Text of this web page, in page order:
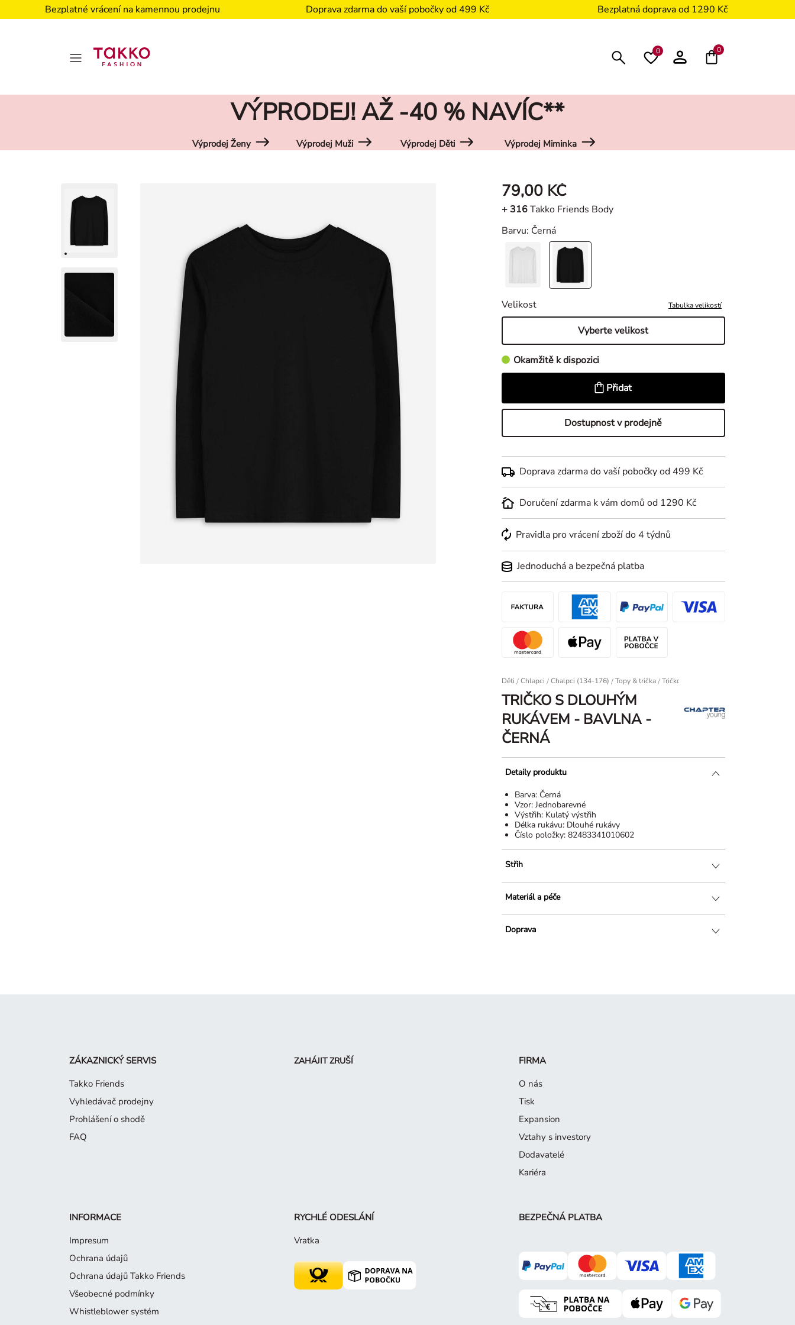
Bezplatné vrácení na kamennou prodejnu Doprava zdarma do vaší pobočky od 499 Kč Bezplatná doprava od 1290 Kč
0 0
VÝPRODEJ! AŽ -40 % NAVÍC**
Výprodej Ženy Výprodej Muži Výprodej Děti
Výprodej Miminka
79,00 KČ
+ 316Takko Friends Body
Barvu: Černá
Velikost Tabulka velikostí
Vyberte velikost
Okamžitě k dispozici
Přidat
Dostupnost v prodejně
Doprava zdarma do vaší pobočky od 499 Kč
Doručení zdarma k vám domů od 1290 Kč
Pravidla pro vrácení zboží do 4 týdnů
Jednoduchá a bezpečná platba
Děti / Chlapci / Chalpci (134-176) / Topy & trička Tričko s dlouhým rukávem - Bavlna -
TRIČKO S DLOUHÝM
RUKÁVEM - BAVLNA -
ČERNÁ
Detaily produktu
Barva: Černá
Vzor: Jednobarevné
Výstřih: Kulatý výstřih
Délka rukávu: Dlouhé rukávy
Číslo položky: 82483341010602
Střih
Materiál a péče
Doprava
ZÁKAZNICKÝ SERVIS
Takko Friends
Vyhledávač prodejny
Prohlášení o shodě
FAQ
ZAHÁJIT ZRUŠÍ
FIRMA
O nás
Tisk
Expansion
Vztahy s investory
Dodavatelé
Kariéra
INFORMACE
Impresum
Ochrana údajů
Ochrana údajů Takko Friends
Všeobecné podmínky
Whistleblower systém
RYCHLÉ ODESLÁNÍ
Vratka
BEZPEČNÁ PLATBA